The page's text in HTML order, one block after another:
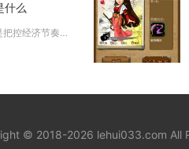
什么
金铲铲之战升级9级的核心攻略是把控经济节奏、稳血过渡、精准规划人口提升节点，配合经济类海克斯与强势打工阵容，在4-2至4...
© 2018-2026 lehui033.com All